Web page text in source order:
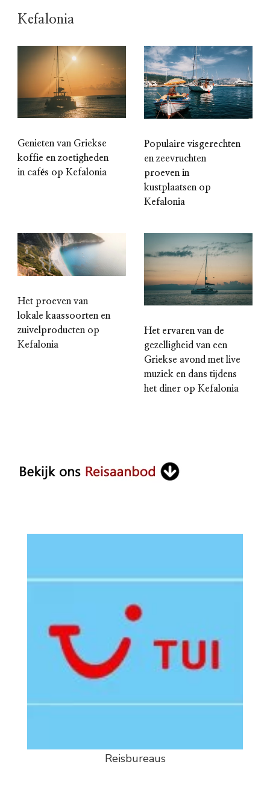
Kefalonia
Genieten van Griekse
koffie en zoetigheden
in cafés op Kefalonia
Populaire visgerechten
en zeevruchten
proeven in
kustplaatsen op
Kefalonia
Het proeven van
lokale kaassoorten en
zuivelproducten op
Kefalonia
Het ervaren van de
gezelligheid van een
Griekse avond met live
muziek en dans tijdens
het diner op Kefalonia
Reisbureaus